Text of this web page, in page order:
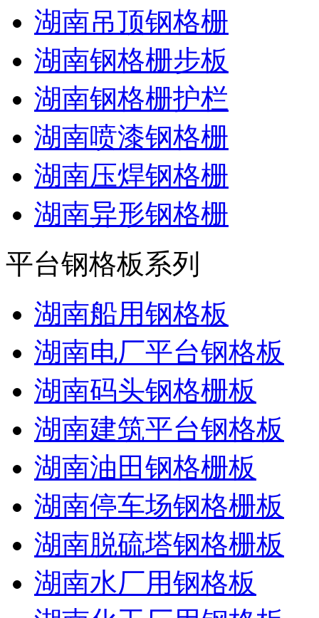
湖南吊顶钢格栅
湖南钢格栅步板
湖南钢格栅护栏
湖南喷漆钢格栅
湖南压焊钢格栅
湖南异形钢格栅
平台钢格板系列
湖南船用钢格板
湖南电厂平台钢格板
湖南码头钢格栅板
湖南建筑平台钢格板
湖南油田钢格栅板
湖南停车场钢格栅板
湖南脱硫塔钢格栅板
湖南水厂用钢格板